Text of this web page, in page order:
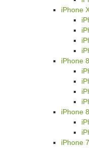
iPhone
iPhone 8
iPhone
iPhone 7